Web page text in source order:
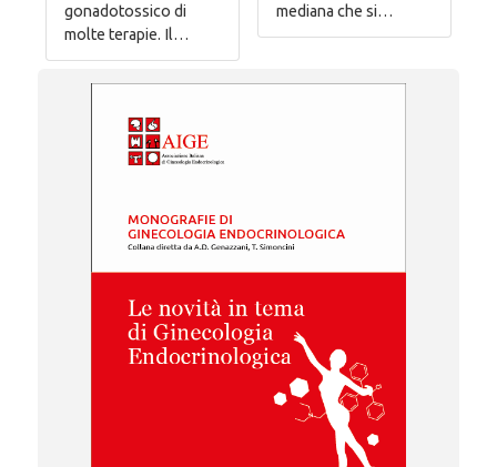
gonadotossico di
molte terapie. Il…
mediana che si…